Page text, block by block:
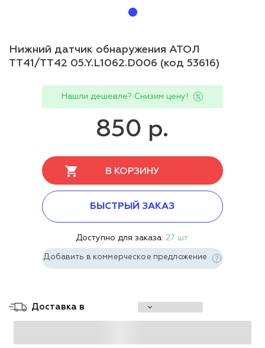
Нижний датчик обнаружения АТОЛ
TT41/TT42 05.Y.L1062.D006 (код 53616)
Нашли дешевле? Снизим цену!
850 р.
В КОРЗИНУ
БЫСТРЫЙ ЗАКАЗ
Доступно для заказа: 27 шт.
Добавить в коммерческое предложение
Доставка в